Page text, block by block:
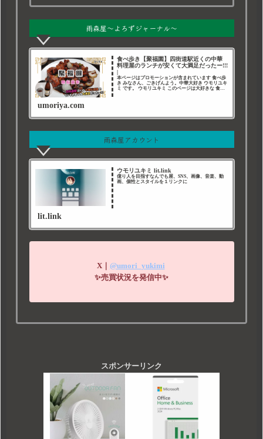
雨森屋～よろずジャーナル～
食べ歩き【聚福園】四街道駅近くの中華
料理屋のランチが安くて大満足だったー!!!
本ページはプロモーションが含まれています 食べ歩
き みなさん、ごきげんよう。中華大好き ウモリユキ
ミ です。 ウモリユキミ このページは大好きな 食べ
umoriya.com
雨森屋アカウント
ウモリユキミ lit.link
億り人を目指すなんでも屋、SNS、画像、音楽、動
画、個性とスタイルを１リンクに
lit.link
X｜ @umori_yukimi
✨売買状況を発信中✨
スポンサーリンク